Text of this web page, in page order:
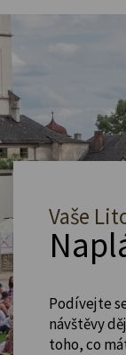
Vaše
Podívejte
návštěvy
toho, co